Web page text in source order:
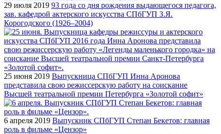
29 июля 2019 93 года со дня рождения выдающегося педагога,
зав. кафедрой актерского искусства СПбГУП З.Я.
Корогодского (1926–2004)
25 июня 2019 Выпускница СПбГУП Инна Аронова
представила свою режиссерскую работу на соискание
Высшей театральной премии Петербурга «Золотой софит»
6 апреля 2019 Выпускник СПбГУП Степан Бекетов: главная
роль в фильме «Цензор»